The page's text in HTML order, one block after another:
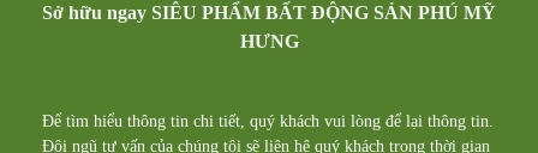
Sở hữu ngay SIÊU PHẨM BẤT ĐỘNG SẢN PHÚ MỸ
HƯNG
Để tìm hiểu thông tin chi tiết, quý khách vui lòng để lại thông tin.
Đội ngũ tư vấn của chúng tôi sẽ liên hệ quý khách trong thời gian